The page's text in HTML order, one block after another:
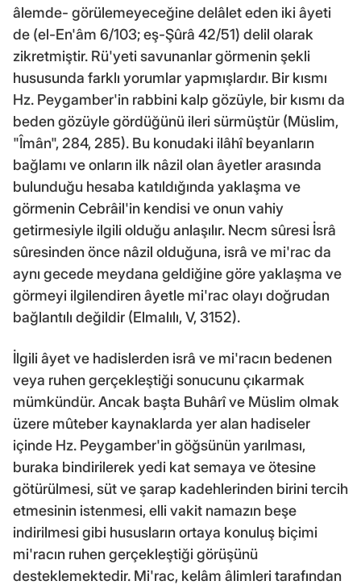
âlemde- görülemeyeceğine delâlet eden iki âyeti
de (el-En'âm 6/103; eş-Şûrâ 42/51) delil olarak
zikretmiştir. Rü'yeti savunanlar görmenin şekli
hususunda farklı yorumlar yapmışlardır. Bir kısmı
Hz. Peygamber'in rabbini kalp gözüyle, bir kısmı da
beden gözüyle gördüğünü ileri sürmüştür (Müslim,
"Îmân", 284, 285). Bu konudaki ilâhî beyanların
bağlamı ve onların ilk nâzil olan âyetler arasında
bulunduğu hesaba katıldığında yaklaşma ve
görmenin Cebrâil'in kendisi ve onun vahiy
getirmesiyle ilgili olduğu anlaşılır. Necm sûresi İsrâ
sûresinden önce nâzil olduğuna, isrâ ve mi'rac da
aynı gecede meydana geldiğine göre yaklaşma ve
görmeyi ilgilendiren âyetle mi'rac olayı doğrudan
bağlantılı değildir (Elmalılı, V, 3152).
İlgili âyet ve hadislerden isrâ ve mi'racın bedenen
veya ruhen gerçekleştiği sonucunu çıkarmak
mümkündür. Ancak başta Buhârî ve Müslim olmak
üzere mûteber kaynaklarda yer alan hadiseler
içinde Hz. Peygamber'in göğsünün yarılması,
buraka bindirilerek yedi kat semaya ve ötesine
götürülmesi, süt ve şarap kadehlerinden birini tercih
etmesinin istenmesi, elli vakit namazın beşe
indirilmesi gibi hususların ortaya konuluş biçimi
mi'racın ruhen gerçekleştiği görüşünü
desteklemektedir. Mi'rac, kelâm âlimleri tarafından